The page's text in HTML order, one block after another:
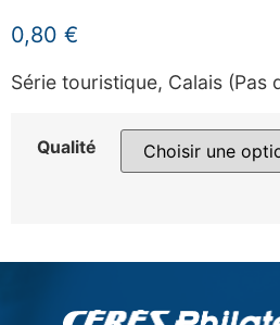
0,80 €
Série touristique, Calais (Pas
Qualité